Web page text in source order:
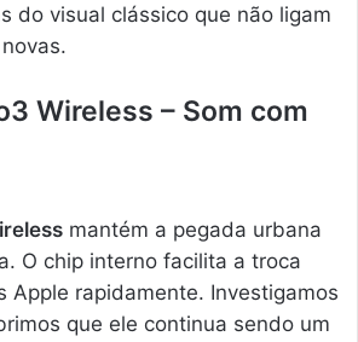
do visual clássico que não ligam
Wireless – Som com
mantém a pegada urbana
O chip interno facilita a troca
Apple rapidamente. Investigamos
que ele continua sendo um